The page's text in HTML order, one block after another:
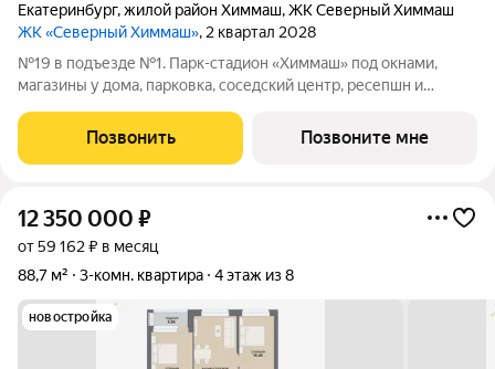
Екатеринбург,жилой район Химмаш,ЖК Северный Химмаш
ЖК «Северный Химмаш», 2 квартал 2028
№19 в подъезде №1. Парк-стадион «Химмаш» под окнами,
магазины у дома, парковка, соседский центр, ресепшн и
Северном Химмаше это комфортные дома со всей
необходимой для жизни инфраструктурой,
Позвонить Позвоните мне
12 350 000 ₽
от 59 162 ₽ в месяц
88,7 м²
3-комн. квартира 4 этаж из 8
новостройка